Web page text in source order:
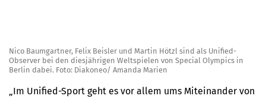
Nico Baumgartner, Felix Beisler und Martin Hötzl sind als Unified-
Observer bei den diesjährigen Weltspielen von Special Olympics in
Berlin dabei. Foto: Diakoneo/ Amanda Marien
„Im Unified-Sport geht es vor allem ums Miteinander von